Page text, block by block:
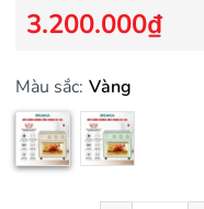
3.200.000₫
Màu sắc: Vàng